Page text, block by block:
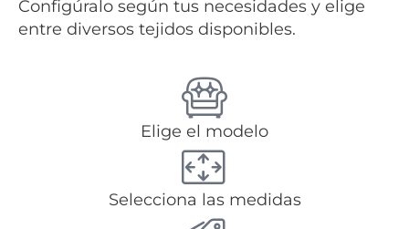
Configúralo según tus necesidades y elige
entre diversos tejidos disponibles.
Elige el modelo
Selecciona las medidas